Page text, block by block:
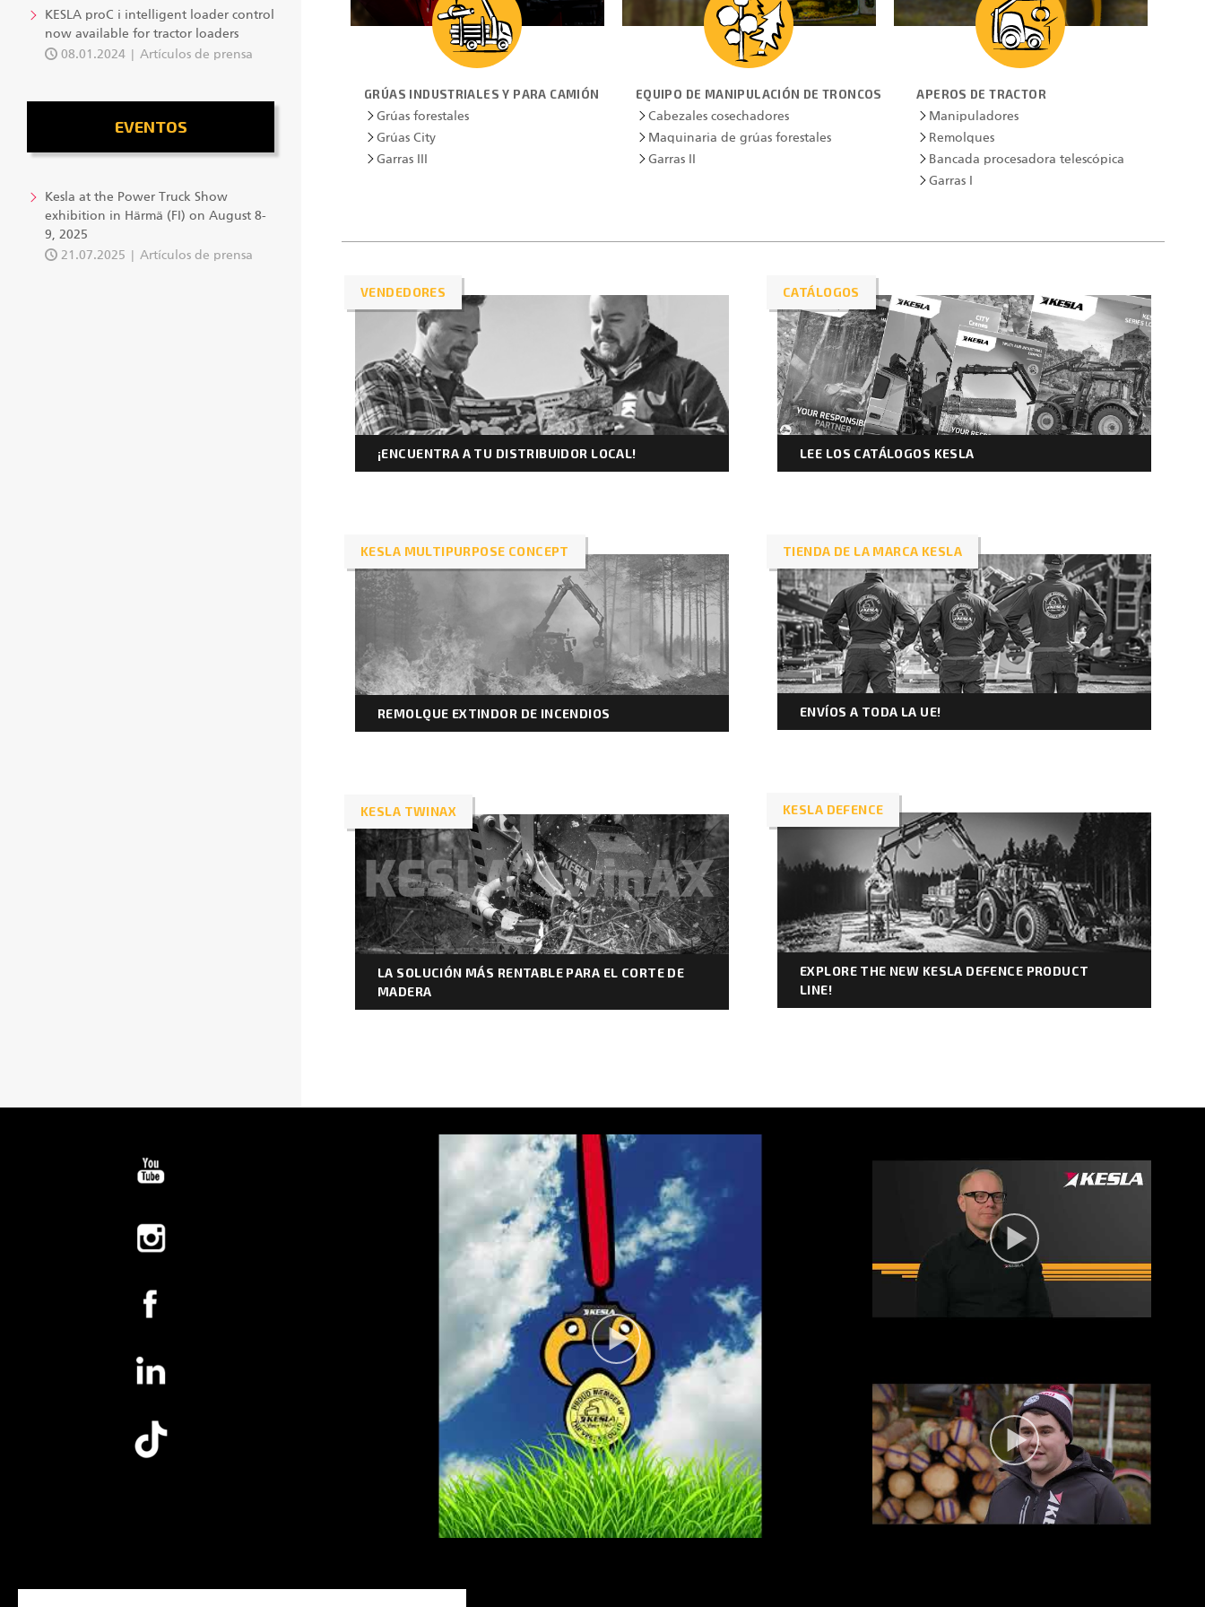
KESLA proC i intelligent loader control
now available for tractor loaders
08.01.2024
Artículos de prensa
EVENTOS
Kesla at the Power Truck Show
exhibition in Härmä (FI) on August 8-
9, 2025
21.07.2025
Artículos de prensa
GRÚAS INDUSTRIALES Y PARA CAMIÓN
Grúas forestales
Grúas City
Garras III
EQUIPO DE MANIPULACIÓN DE TRONCOS
Cabezales cosechadores
Maquinaria de grúas forestales
Garras II
APEROS DE TRACTOR
Manipuladores
Remolques
Bancada procesadora telescópica
Garras I
VENDEDORES
¡ENCUENTRA A TU DISTRIBUIDOR LOCAL!
CATÁLOGOS
LEE LOS CATÁLOGOS KESLA
KESLA MULTIPURPOSE CONCEPT
REMOLQUE EXTINDOR DE INCENDIOS
KESLA TWINAX
LA SOLUCIÓN MÁS RENTABLE PARA EL CORTE DE
MADERA
TIENDA DE LA MARCA KESLA
ENVÍOS A TODA LA UE!
KESLA DEFENCE
EXPLORE THE NEW KESLA DEFENCE PRODUCT
LINE!